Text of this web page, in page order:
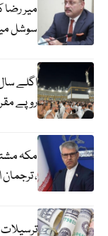
میر
سوشل
روپے
مکہ
، ترجمان